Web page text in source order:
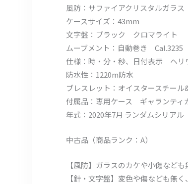
風防：サファイアクリスタルガラス
ケースサイズ：43mm
文字盤：ブラック クロマライト
ムーブメント：自動巻き Cal.3235
仕様：時・分・秒、日付表示 ヘリ
防水性：1220m防水
ブレスレット：オイスタースチー
付属品：専用ケース ギャランテ
年式：2020年7月 ランダムシリアル
中古品（商品ランク：A）
【風防】ガラスのカケや小傷など
【針・文字盤】変色や傷なども無